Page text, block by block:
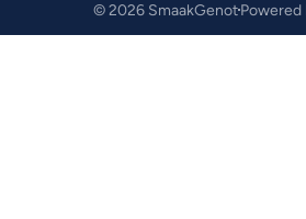
© 2026 SmaakGenotPowered